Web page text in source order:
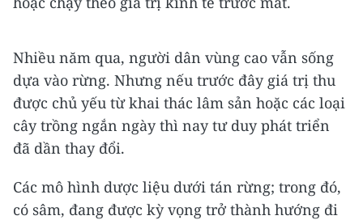
Nhiều năm qua, người dân vùng cao vẫn sống
dựa vào rừng. Nhưng nếu trước đây giá trị thu
được chủ yếu từ khai thác lâm sản hoặc các loại
cây trồng ngắn ngày thì nay tư duy phát triển
đã dần thay đổi.
Các mô hình dược liệu dưới tán rừng; trong đó,
có sâm, đang được kỳ vọng trở thành hướng đi